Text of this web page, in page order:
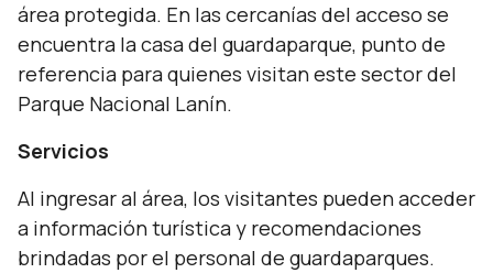
área protegida. En las cercanías del acceso se
encuentra la casa del guardaparque, punto de
referencia para quienes visitan este sector del
Parque Nacional Lanín.
Servicios
Al ingresar al área, los visitantes pueden acceder
a información turística y recomendaciones
brindadas por el personal de guardaparques.